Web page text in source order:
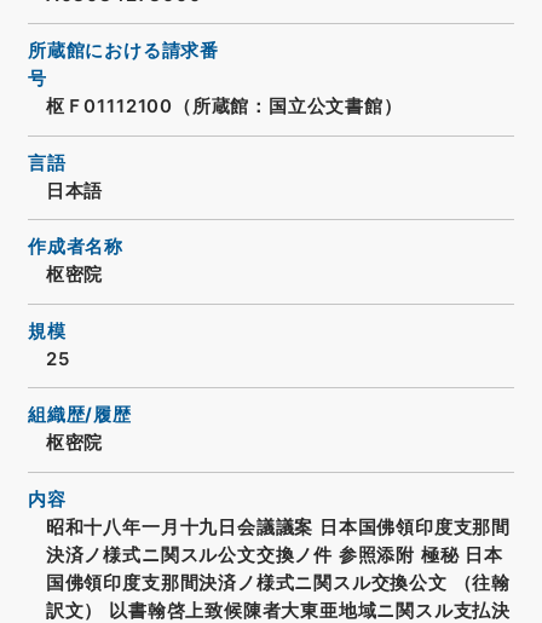
所蔵館における請求番
号
枢Ｆ01112100（所蔵館：国立公文書館）
言語
日本語
作成者名称
枢密院
規模
25
組織歴/履歴
枢密院
内容
昭和十八年一月十九日会議議案 日本国佛領印度支那間
決済ノ様式ニ関スル公文交換ノ件 参照添附 極秘 日本
国佛領印度支那間決済ノ様式ニ関スル交換公文 （往翰
訳文） 以書翰啓上致候陳者大東亜地域ニ関スル支払決